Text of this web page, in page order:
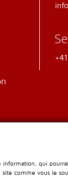
information, qui
comme vous le